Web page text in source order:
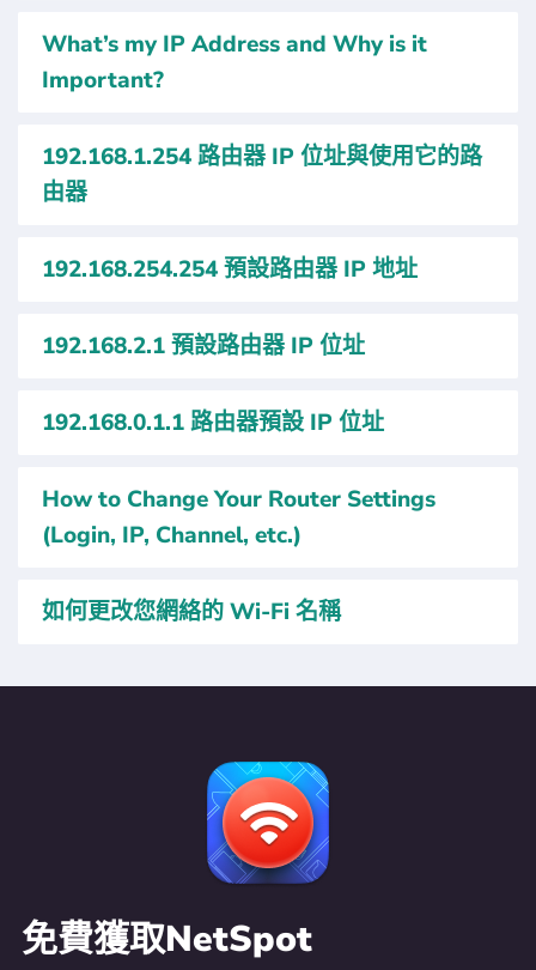
What’s my IP Address and Why is it
Important?
192.168.1.254 路由器 IP 位址與使用它的路
由器
192.168.254.254 預設路由器 IP 地址
192.168.2.1 預設路由器 IP 位址
192.168.0.1.1 路由器預設 IP 位址
How to Change Your Router Settings
(Login, IP, Channel, etc.)
如何更改您網絡的 Wi-Fi 名稱
免費獲取NetSpot